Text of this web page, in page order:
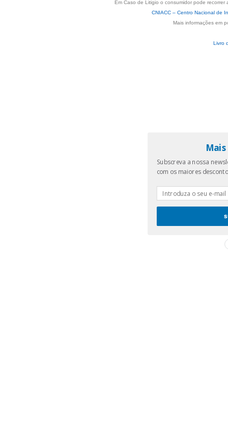
Em Caso de Litigio o consumidor pode
CNIACC – Centro Nacional de
Mais informações em
Livro
Subscreva a nossa
com os maiores